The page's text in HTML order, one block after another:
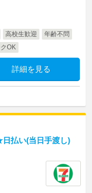
高校生歓迎
年齢不問
OK
詳細を見る
払い(当日手渡し)